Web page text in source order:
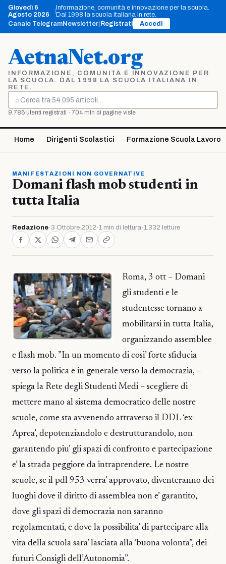
Vai
contenuto
Giovedì 6
Agosto 2026
Informazione, comunità e innovazione per la scuola.
Dal 1998 la scuola italiana in rete.
Canale TelegramNewsletter Registrati Accedi
AetnaNet.org
INFORMAZIONE, COMUNITÀ E INNOVAZIONE PER
LA SCUOLA. DAL 1998 LA SCUOLA ITALIANA IN
RETE.
⌕
Cerca
9.786 utenti registrati · 704 mln di pagine viste
Home Dirigenti Scolastici Formazione Scuola Lavoro
MANIFESTAZIONI NON GOVERNATIVE
Domani flash mob studenti in
tutta Italia
Redazione· 3 Ottobre 2012 ·1 min di lettura·1.332 letture
Roma, 3 ott – Domani
gli studenti e le
studentesse tornano a
mobilitarsi in tutta Italia,
organizzando assemblee
e flash mob. ”In un momento di cosi’ forte sfiducia
verso la politica e in generale verso la democrazia, –
spiega la Rete degli Studenti Medi – scegliere di
mettere mano al sistema democratico delle nostre
scuole, come sta avvenendo attraverso il DDL ‘ex-
Aprea’, depotenziandolo e destrutturandolo, non
garantendo piu’ gli spazi di confronto e partecipazione
e’ la strada peggiore da intraprendere. Le nostre
scuole, se il pdl 953 verra’ approvato, diventeranno dei
luoghi dove il diritto di assemblea non e’ garantito,
dove gli spazi di democrazia non saranno
regolamentati, e dove la possibilita’ di partecipare alla
vita della scuola sara’ lasciata alla ‘buona volonta”, dei
futuri Consigli dell’Autonomia”.